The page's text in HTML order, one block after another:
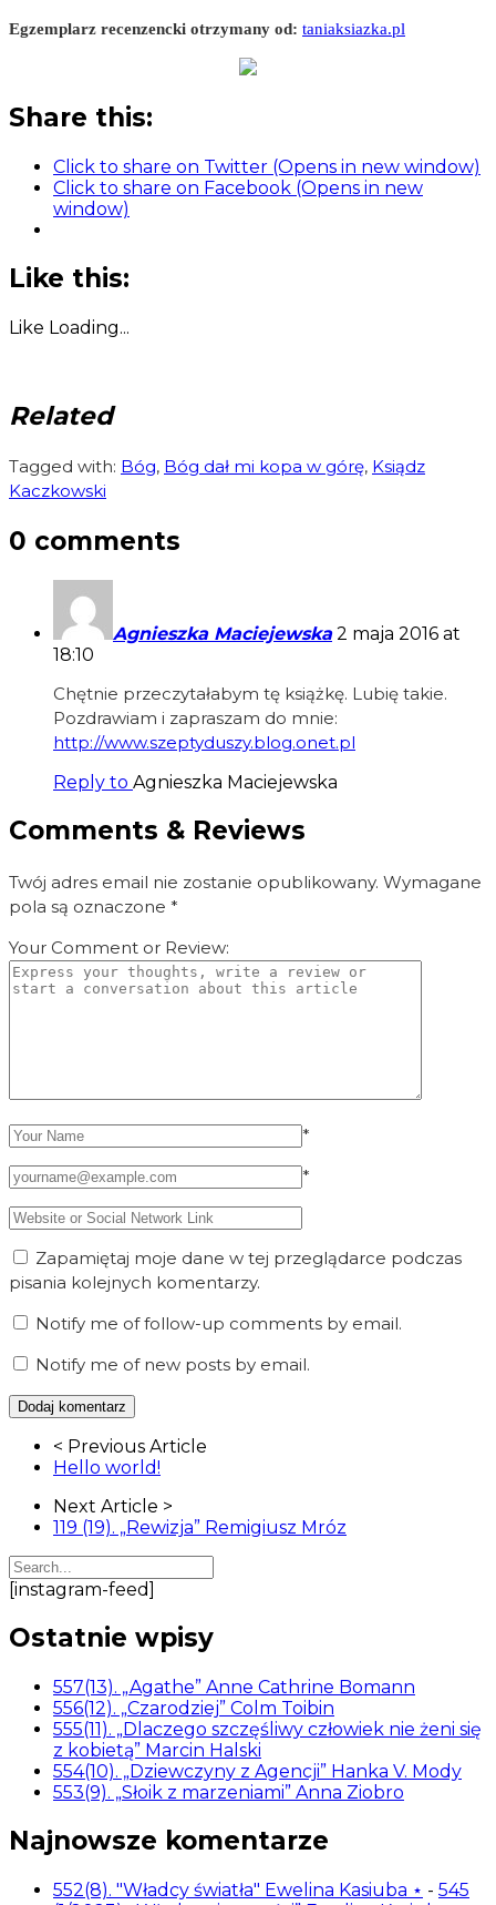
Egzemplarz recenzencki otrzymany od: taniaksiazka.pl
Share this:
Click to share on Twitter (Opens in new window)
Click to share on Facebook (Opens in new
window)
Like this:
Like Loading...
Related
Tagged with: Bóg, Bóg dał mi kopa w górę, Ksiądz
Kaczkowski
0 comments
Agnieszka Maciejewska 2 maja 2016 at
18:10
Chętnie przeczytałabym tę książkę. Lubię takie.
Pozdrawiam i zapraszam do mnie:
http://www.szeptyduszy.blog.onet.pl
Reply to Agnieszka Maciejewska
Comments & Reviews
Twój adres email nie zostanie opublikowany. Wymagane
pola są oznaczone *
Your Comment or Review:
*
*
Zapamiętaj moje dane w tej przeglądarce podczas
pisania kolejnych komentarzy.
Notify me of follow-up comments by email.
Notify me of new posts by email.
Article
Navigation
< Previous Article
Hello world!
Next Article >
119 (19). „Rewizja” Remigiusz Mróz
[instagram-feed]
Ostatnie wpisy
557(13). „Agathe” Anne Cathrine Bomann
556(12). „Czarodziej” Colm Toibin
555(11). „Dlaczego szczęśliwy człowiek nie żeni się
z kobietą” Marcin Halski
554(10). „Dziewczyny z Agencji” Hanka V. Mody
553(9). „Słoik z marzeniami” Anna Ziobro
Najnowsze komentarze
552(8). "Władcy światła" Ewelina Kasiuba ⋆ - 545